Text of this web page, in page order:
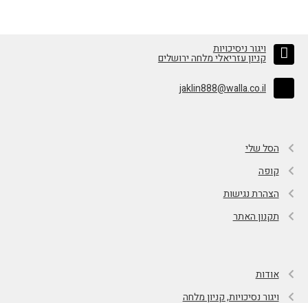
ויגור ניסיכויות
קניון עזריאלי מלחה ירושלים
jaklin888@walla.co.il
הסל שלי
קופה
הצהרת נגישות
תקנון האתר
אודות
ויגור נסיכויות, קניון מלחה